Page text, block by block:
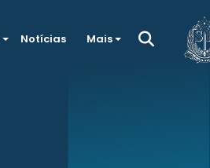
Notícias Mais